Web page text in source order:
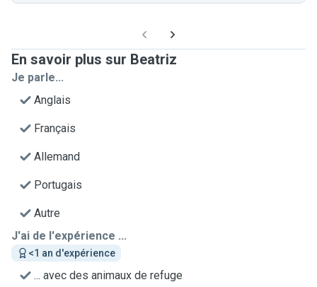
En savoir plus sur Beatriz
Je parle...
Anglais
Français
Allemand
Portugais
Autre
J'ai de l'expérience ...
<1 an d'expérience
... avec des animaux de refuge